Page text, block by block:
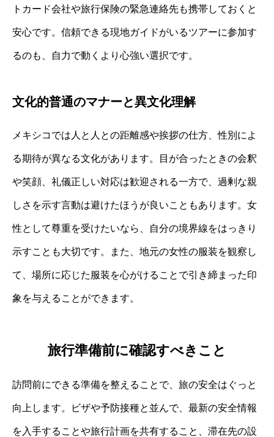
トカード会社や旅行保険の緊急連絡先も携帯しておくと
安心です。信頼できる現地ガイドがいるツアーに参加す
るのも、自力で動くより心強い選択です。
文化的普通のマナーと異文化理解
メキシコでは人と人との距離感や挨拶の仕方、性別によ
る期待が異なる文化があります。目が合ったときの会釈
や笑顔、礼儀正しい対応は歓迎される一方で、過剰な親
しさを示す言動は避けたほうが良いこともあります。女
性として尊重を受けたいなら、自分の境界線をはっきり
示すことも大切です。また、地元の女性の服装を観察し
て、場所に応じた服装を心がけることで引き締まった印
象を与えることができます。
旅行準備前に確認すべきこと
訪問前にできる準備を整えることで、旅の安全はぐっと
向上します。ビザや予防接種と並んで、最新の安全情報
を入手することや旅行計画を共有すること、滞在先の設